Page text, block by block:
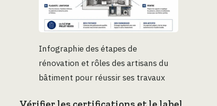
Infographie des étapes de
rénovation et rôles des artisans du
bâtiment pour réussir ses travaux